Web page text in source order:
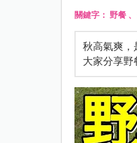
關鍵字： 野餐、
秋高氣爽，
大家分享野